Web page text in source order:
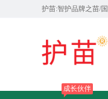
护苗:智护品牌之苗/
成长伙伴